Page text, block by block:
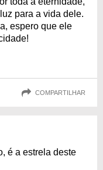
para a vida dele.
espero que ele
COMPARTILHAR
é a estrela deste